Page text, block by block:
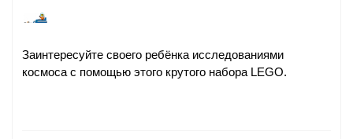
Заинтересуйте своего ребёнка исследованиями
космоса с помощью этого крутого набора LEGO.